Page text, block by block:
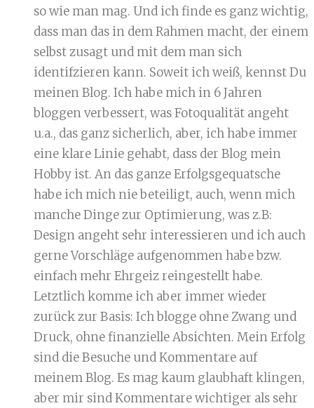
so wie man mag. Und ich finde es ganz wichtig,
dass man das in dem Rahmen macht, der einem
selbst zusagt und mit dem man sich
identifzieren kann. Soweit ich weiß, kennst Du
meinen Blog. Ich habe mich in 6 Jahren
bloggen verbessert, was Fotoqualität angeht
u.a., das ganz sicherlich, aber, ich habe immer
eine klare Linie gehabt, dass der Blog mein
Hobby ist. An das ganze Erfolgsgequatsche
habe ich mich nie beteiligt, auch, wenn mich
manche Dinge zur Optimierung, was z.B:
Design angeht sehr interessieren und ich auch
gerne Vorschläge aufgenommen habe bzw.
einfach mehr Ehrgeiz reingestellt habe.
Letztlich komme ich aber immer wieder
zurück zur Basis: Ich blogge ohne Zwang und
Druck, ohne finanzielle Absichten. Mein Erfolg
sind die Besuche und Kommentare auf
meinem Blog. Es mag kaum glaubhaft klingen,
aber mir sind Kommentare wichtiger als sehr